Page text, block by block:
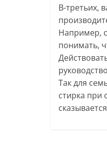
В-третьих,
Например,
понимать,
Так для
стирка при